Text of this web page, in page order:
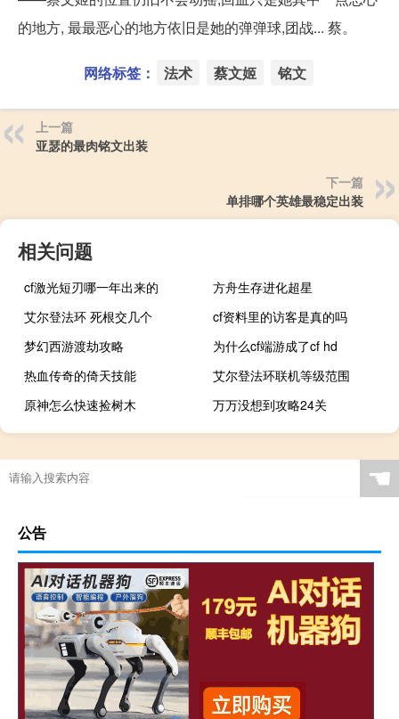
的地方, 最最恶心的地方依旧是她的弹弹球,团战... 蔡。
网络标签： 法术 蔡文姬 铭文
上一篇
亚瑟的最肉铭文出装
下一篇
单排哪个英雄最稳定出装
相关问题
cf激光短刃哪一年出来的
方舟生存进化超星
艾尔登法环 死根交几个
cf资料里的访客是真的吗
梦幻西游渡劫攻略
为什么cf端游成了cf hd
热血传奇的倚天技能
艾尔登法环联机等级范围
原神怎么快速捡树木
万万没想到攻略24关
☚
公告